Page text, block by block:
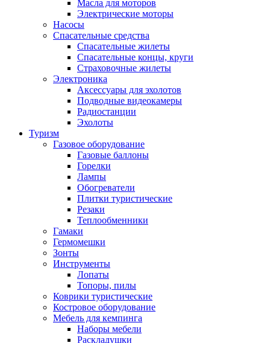
Масла для моторов
Электрические моторы
Насосы
Спасательные средства
Спасательные жилеты
Спасательные концы, круги
Страховочные жилеты
Электроника
Аксессуары для эхолотов
Подводные видеокамеры
Радиостанции
Эхолоты
Туризм
Газовое оборудование
Газовые баллоны
Горелки
Лампы
Обогреватели
Плитки туристические
Резаки
Теплообменники
Гамаки
Гермомешки
Зонты
Инструменты
Лопаты
Топоры, пилы
Коврики туристические
Костровое оборудование
Мебель для кемпинга
Наборы мебели
Раскладушки